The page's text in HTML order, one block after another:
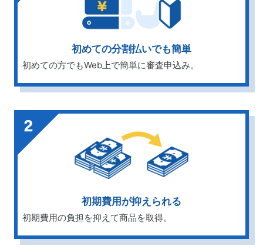
初めての分割払いでも簡単
初めての方でもWeb上で簡単に審査申込み。
初期費用が抑えられる
初期費用の負担を抑えて商品を取得。